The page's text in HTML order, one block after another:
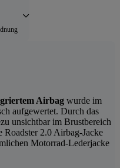
Airbag wurde im
aufgewertet. Durch das
unsichtbar im Brustbereich
Roadster 2.0 Airbag-Jacke
Motorrad-Lederjacke